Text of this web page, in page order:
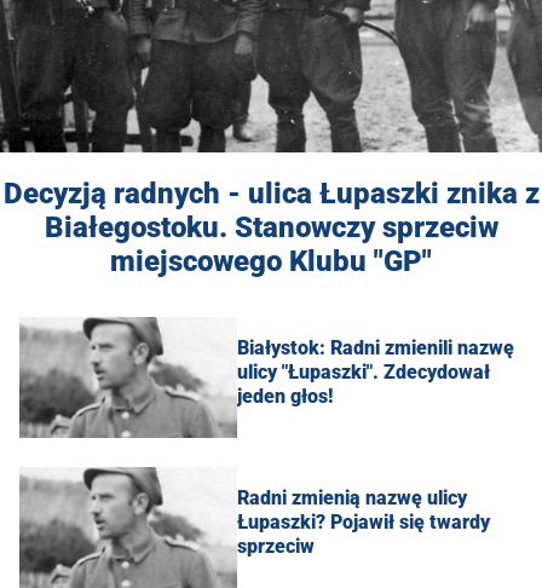
Decyzją radnych - ulica Łupaszki znika z
Białegostoku. Stanowczy sprzeciw
miejscowego Klubu "GP"
Białystok: Radni zmienili nazwę
ulicy "Łupaszki". Zdecydował
jeden głos!
Radni zmienią nazwę ulicy
Łupaszki? Pojawił się twardy
sprzeciw